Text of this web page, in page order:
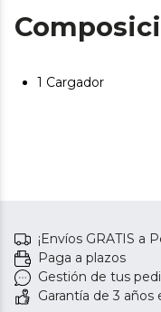
1 Cargador
¡Envíos GRATIS a
Paga a plazos
Gestión de tus
Garantía de 3 años